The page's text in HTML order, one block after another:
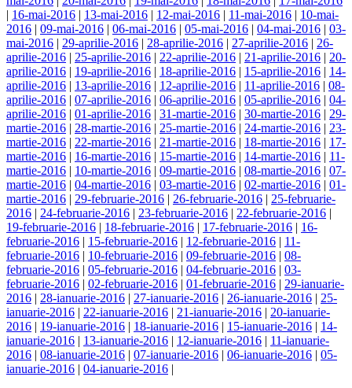
| 16-mai-2016 | 13-mai-2016 | 12-mai-2016 | 11-mai-2016 | 10-mai-
2016 | 09-mai-2016 | 06-mai-2016 | 05-mai-2016 | 04-mai-2016 | 03-
mai-2016 | 29-aprilie-2016 | 28-aprilie-2016 | 27-aprilie-2016 | 26-
aprilie-2016 | 25-aprilie-2016 | 22-aprilie-2016 | 21-aprilie-2016 | 20-
aprilie-2016 | 19-aprilie-2016 | 18-aprilie-2016 | 15-aprilie-2016 | 14-
aprilie-2016 | 13-aprilie-2016 | 12-aprilie-2016 | 11-aprilie-2016 | 08-
aprilie-2016 | 07-aprilie-2016 | 06-aprilie-2016 | 05-aprilie-2016 | 04-
aprilie-2016 | 01-aprilie-2016 | 31-martie-2016 | 30-martie-2016 | 29-
martie-2016 | 28-martie-2016 | 25-martie-2016 | 24-martie-2016 | 23-
martie-2016 | 22-martie-2016 | 21-martie-2016 | 18-martie-2016 | 17-
martie-2016 | 16-martie-2016 | 15-martie-2016 | 14-martie-2016 | 11-
martie-2016 | 10-martie-2016 | 09-martie-2016 | 08-martie-2016 | 07-
martie-2016 | 04-martie-2016 | 03-martie-2016 | 02-martie-2016 | 01-
martie-2016 | 29-februarie-2016 | 26-februarie-2016 | 25-februarie-
2016 | 24-februarie-2016 | 23-februarie-2016 | 22-februarie-2016 |
19-februarie-2016 | 18-februarie-2016 | 17-februarie-2016 | 16-
februarie-2016 | 15-februarie-2016 | 12-februarie-2016 | 11-
februarie-2016 | 10-februarie-2016 | 09-februarie-2016 | 08-
februarie-2016 | 05-februarie-2016 | 04-februarie-2016 | 03-
februarie-2016 | 02-februarie-2016 | 01-februarie-2016 | 29-ianuarie-
2016 | 28-ianuarie-2016 | 27-ianuarie-2016 | 26-ianuarie-2016 | 25-
ianuarie-2016 | 22-ianuarie-2016 | 21-ianuarie-2016 | 20-ianuarie-
2016 | 19-ianuarie-2016 | 18-ianuarie-2016 | 15-ianuarie-2016 | 14-
ianuarie-2016 | 13-ianuarie-2016 | 12-ianuarie-2016 | 11-ianuarie-
2016 | 08-ianuarie-2016 | 07-ianuarie-2016 | 06-ianuarie-2016 | 05-
ianuarie-2016 | 04-ianuarie-2016 |